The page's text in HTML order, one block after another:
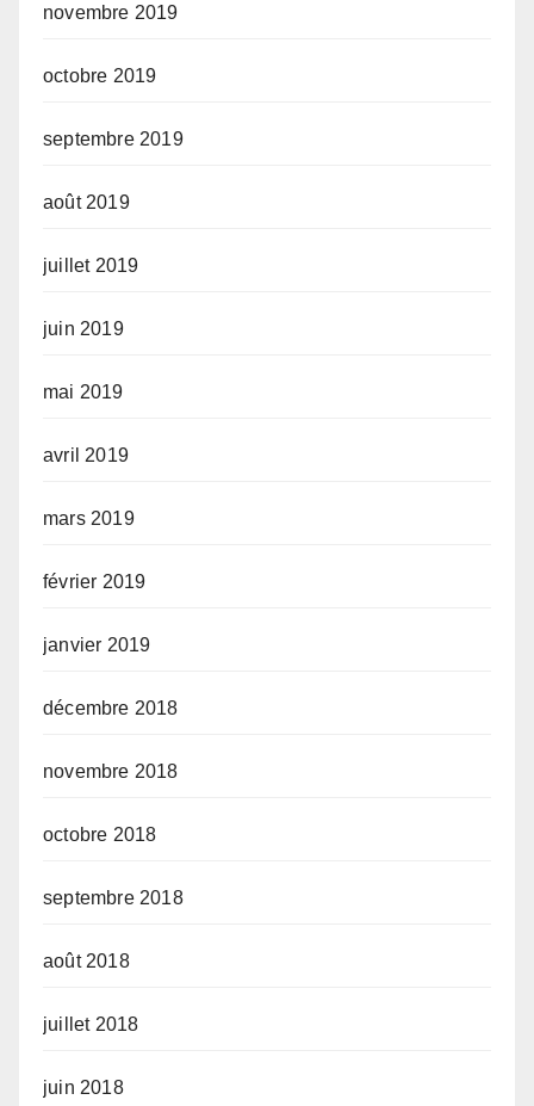
novembre 2019
octobre 2019
septembre 2019
août 2019
juillet 2019
juin 2019
mai 2019
avril 2019
mars 2019
février 2019
janvier 2019
décembre 2018
novembre 2018
octobre 2018
septembre 2018
août 2018
juillet 2018
juin 2018